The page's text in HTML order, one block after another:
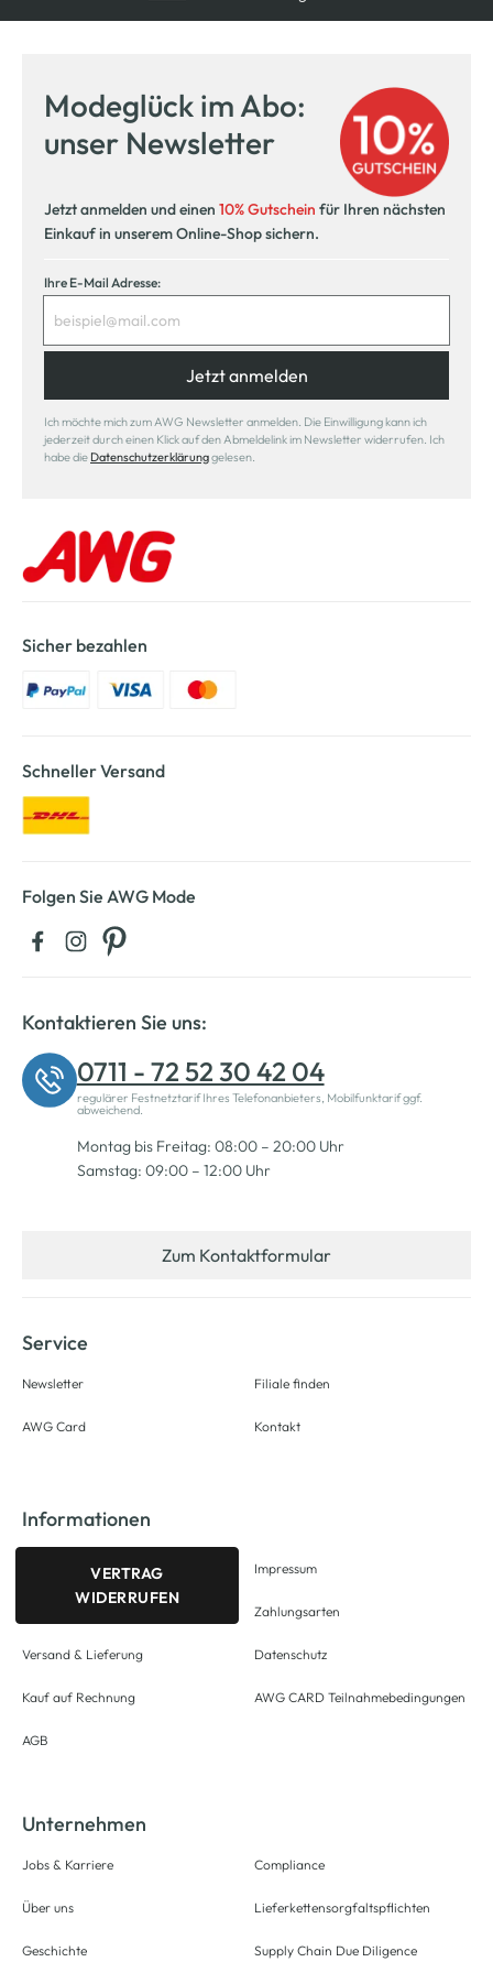
Modeglück im Abo:
unser Newsletter
Jetzt anmelden und einen 10% Gutschein für Ihren nächsten
Einkauf in unserem Online-Shop sichern.
Ihre E-Mail Adresse:
Jetzt anmelden
Ich möchte mich zum AWG Newsletter anmelden. Die Einwilligung kann ich
jederzeit durch einen Klick auf den Abmeldelink im Newsletter widerrufen. Ich
habe die Datenschutzerklärunggelesen.
Sicher bezahlen
Schneller Versand
Folgen Sie AWG Mode
Kontaktieren Sie uns:
0711 - 72 52 30 42 04
regulärer Festnetztarif Ihres Telefonanbieters, Mobilfunktarif ggf.
abweichend.
Montag bis Freitag: 08:00 – 20:00 Uhr
Samstag: 09:00 – 12:00 Uhr
Zum Kontaktformular
Service
Newsletter
AWG Card
Filiale finden
Kontakt
Informationen
VERTRAG
WIDERRUFEN
Versand & Lieferung
Kauf auf Rechnung
AGB
Impressum
Zahlungsarten
Datenschutz
AWG CARD Teilnahmebedingungen
Unternehmen
Jobs & Karriere
Über uns
Geschichte
Compliance
Lieferkettensorgfaltspflichten
Supply Chain Due Diligence